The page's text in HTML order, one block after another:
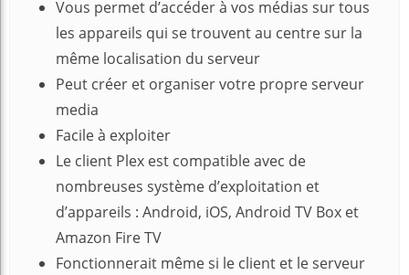
Vous permet d’accéder à vos médias sur tous
les appareils qui se trouvent au centre sur la
même localisation du serveur
Peut créer et organiser votre propre serveur
media
Facile à exploiter
Le client Plex est compatible avec de
nombreuses système d’exploitation et
d’appareils : Android, iOS, Android TV Box et
Amazon Fire TV
Fonctionnerait même si le client et le serveur